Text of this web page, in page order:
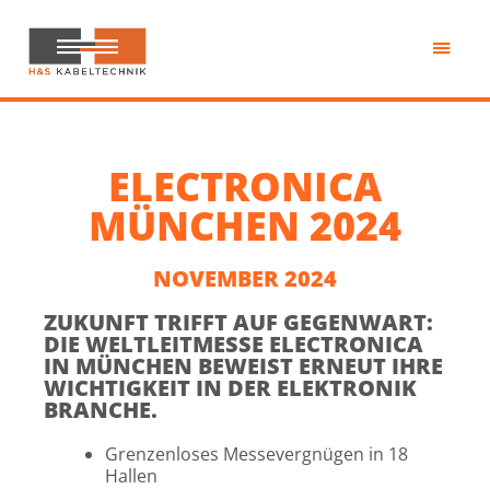
Inhalt
springen
H&S
Kabeltechnik
ELECTRONICA
MÜNCHEN 2024
NOVEMBER 2024
ZUKUNFT TRIFFT AUF GEGENWART:
DIE WELTLEITMESSE ELECTRONICA
IN MÜNCHEN BEWEIST ERNEUT IHRE
WICHTIGKEIT IN DER ELEKTRONIK
BRANCHE.
Grenzenloses Messevergnügen in 18
Hallen